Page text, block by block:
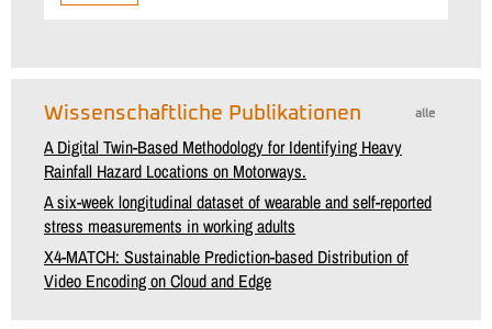
alle
Wissenschaftliche Publikationen
A Digital Twin-Based Methodology for Identifying Heavy
Rainfall Hazard Locations on Motorways.
A six-week longitudinal dataset of wearable and self-reported
stress measurements in working adults
X4-MATCH: Sustainable Prediction-based Distribution of
Video Encoding on Cloud and Edge